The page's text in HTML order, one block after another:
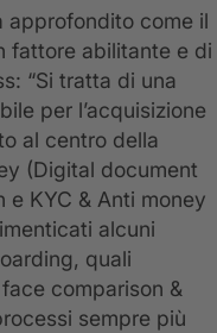
approfondito come il
fattore abilitante e di
“Si tratta di una
per l’acquisizione
al centro della
(Digital document
KYC & Anti money
alcuni
quali
comparison &
sempre più